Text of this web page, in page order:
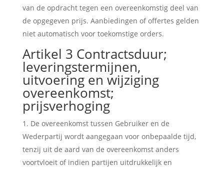
van de opdracht tegen een overeenkomstig deel van
de opgegeven prijs. Aanbiedingen of offertes gelden
niet automatisch voor toekomstige orders.
Artikel 3 Contractsduur;
leveringstermijnen,
uitvoering en wijziging
overeenkomst;
prijsverhoging
De overeenkomst tussen Gebruiker en de
Wederpartij wordt aangegaan voor onbepaalde tijd,
tenzij uit de aard van de overeenkomst anders
voortvloeit of indien partijen uitdrukkelijk en